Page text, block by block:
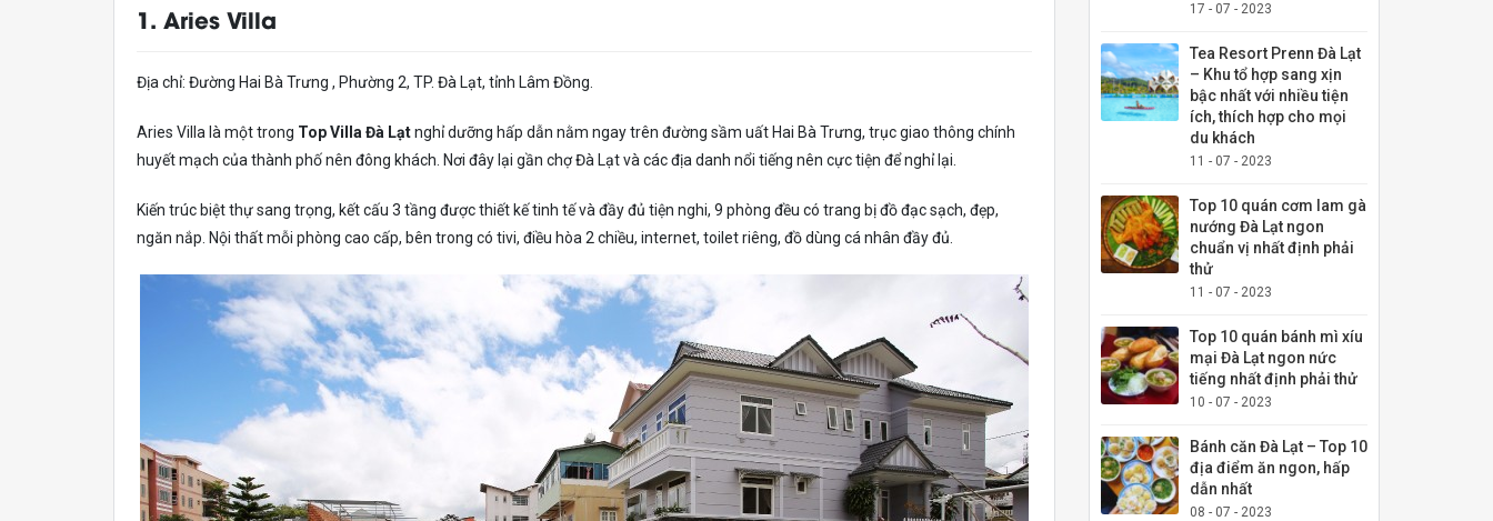
1. Aries Villa
Địa chỉ: Đường Hai Bà Trưng , Phường 2, TP. Đà Lạt, tỉnh Lâm Đồng.
Aries Villa là một trong Top Villa Đà Lạtnghỉ dưỡng hấp dẫn nằm ngay trên đường sầm uất Hai Bà Trưng, trục giao thông chính
huyết mạch của thành phố nên đông khách. Nơi đây lại gần chợ Đà Lạt và các địa danh nổi tiếng nên cực tiện để nghỉ lại.
Kiến trúc biệt thự sang trọng, kết cấu 3 tầng được thiết kế tinh tế và đầy đủ tiện nghi, 9 phòng đều có trang bị đồ đạc sạch, đẹp,
ngăn nắp. Nội thất mỗi phòng cao cấp, bên trong có tivi, điều hòa 2 chiều, internet, toilet riêng, đồ dùng cá nhân đầy đủ.
17 - 07 - 2023
Tea Resort Prenn Đà Lạt
– Khu tổ hợp sang xịn
bậc nhất với nhiều tiện
ích, thích hợp cho mọi
du khách
11 - 07 - 2023
Top 10 quán cơm lam gà
nướng Đà Lạt ngon
chuẩn vị nhất định phải
thử
11 - 07 - 2023
Top 10 quán bánh mì xíu
mại Đà Lạt ngon nức
tiếng nhất định phải thử
10 - 07 - 2023
Bánh căn Đà Lạt – Top 10
địa điểm ăn ngon, hấp
dẫn nhất
08 - 07 - 2023